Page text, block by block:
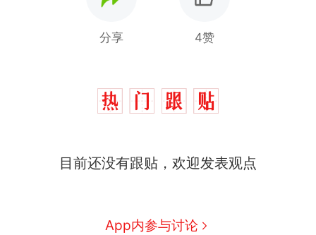
分享 4赞
目前还没有跟贴，欢迎发表观点
App内参与讨论
新 全球唯一没有法定首都的国